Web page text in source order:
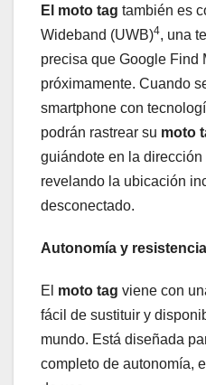
El moto tag también es
Wideband (UWB)4, una
precisa que Google Find
próximamente. Cuando
smartphone con
podrán rastrear su moto
guiándote en la
revelando la ubicación
desconectado.
Autonomía y resistencia
El moto tag viene con
fácil de sustituir y
mundo. Está diseñada
completo de autonomía,